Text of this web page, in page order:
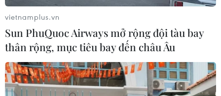
vietnamplus.vn
Sun PhuQuoc Airways mở rộng đội tàu bay
thân rộng, mục tiêu bay đến châu Âu